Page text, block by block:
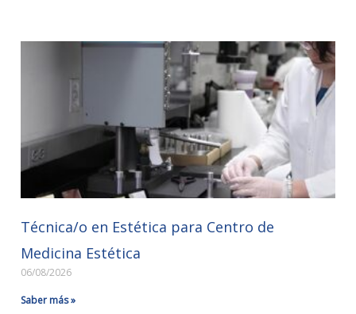
Técnica/o en Estética para Centro de
Medicina Estética
06/08/2026
Saber más »